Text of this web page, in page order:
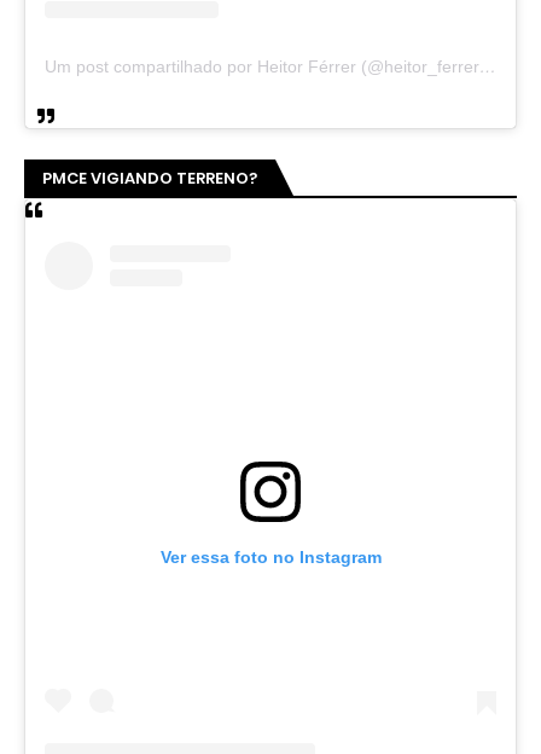
Um post compartilhado por Heitor Férrer (@heitor_ferrer77)
PMCE VIGIANDO TERRENO?
Ver essa foto no Instagram